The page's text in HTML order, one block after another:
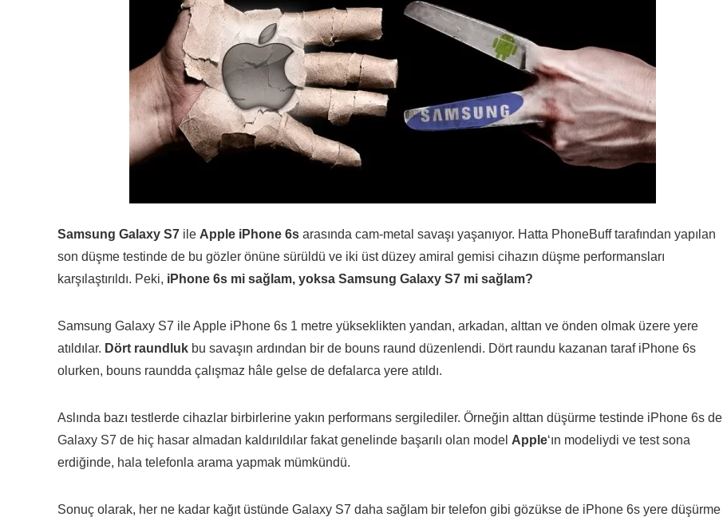
Samsung Galaxy S7 ile Apple iPhone 6s arasında cam-metal savaşı yaşanıyor. Hatta PhoneBuff tarafından yapılan
son düşme testinde de bu gözler önüne sürüldü ve iki üst düzey amiral gemisi cihazın düşme performansları
karşılaştırıldı. Peki, iPhone 6s mi sağlam, yoksa Samsung Galaxy S7 mi sağlam?
Samsung Galaxy S7 ile Apple iPhone 6s 1 metre yükseklikten yandan, arkadan, alttan ve önden olmak üzere yere
atıldılar. Dört raundluk bu savaşın ardından bir de bouns raund düzenlendi. Dört raundu kazanan taraf iPhone 6s
olurken, bouns raundda çalışmaz hâle gelse de defalarca yere atıldı.
Aslında bazı testlerde cihazlar birbirlerine yakın performans sergilediler. Örneğin alttan düşürme testinde iPhone 6s de
Galaxy S7 de hiç hasar almadan kaldırıldılar fakat genelinde başarılı olan model Apple‘ın modeliydi ve test sona
erdiğinde, hala telefonla arama yapmak mümkündü.
Sonuç olarak, her ne kadar kağıt üstünde Galaxy S7 daha sağlam bir telefon gibi gözükse de iPhone 6s yere düşürme